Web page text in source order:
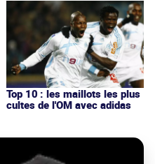
Top 10 : les maillots les plus
cultes de l'OM avec adidas